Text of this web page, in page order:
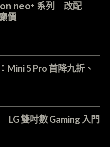
neo+ 系列 改配
價
Mini 5 Pro 首降九折、
LG 雙吋數 Gaming 入門